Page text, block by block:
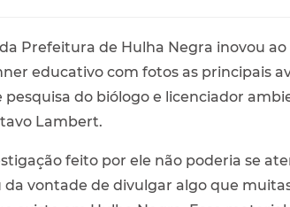
Prefeitura de Hulha Negra inovou
educativo com fotos as principais
do biólogo e licenciador
Lambert.
feito por ele não poderia se
vontade de divulgar algo que